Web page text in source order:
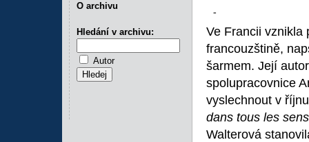
-
Ve Francii vznikla
francouzštině,
šarmem. Její
spolupracovnice
vyslechnout v
dans tous les sens
Walterová
O archivu
Hledání v archivu:
Autor